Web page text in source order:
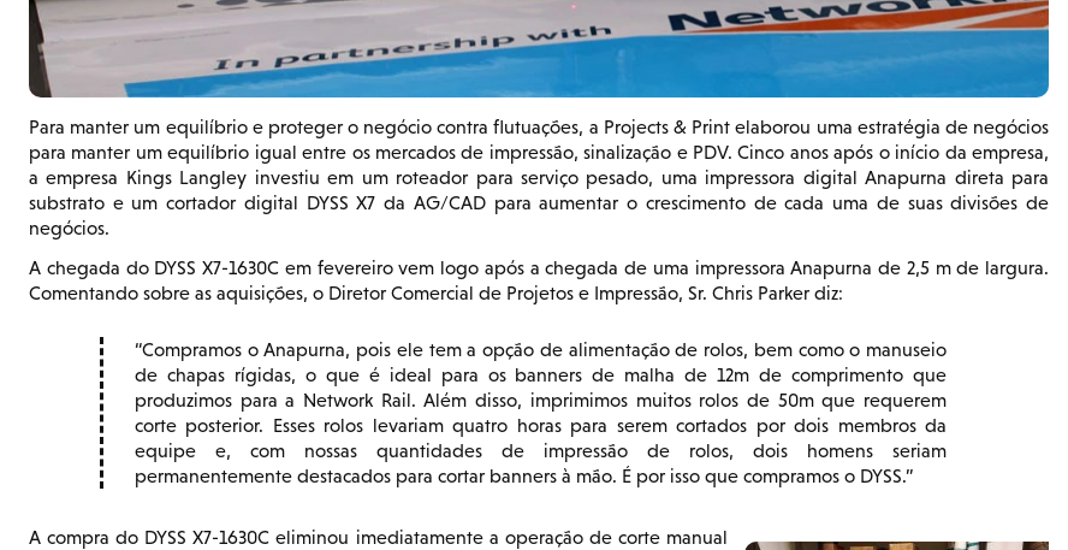
Para manter um equilíbrio e proteger o negócio contra flutuações, a Projects & Print elaborou uma estratégia de negócios
para manter um equilíbrio igual entre os mercados de impressão, sinalização e PDV. Cinco anos após o início da empresa,
a empresa Kings Langley investiu em um roteador para serviço pesado, uma impressora digital Anapurna direta para
substrato e um cortador digital DYSS X7 da AG/CAD para aumentar o crescimento de cada uma de suas divisões de
negócios.
A chegada do DYSS X7-1630C em fevereiro vem logo após a chegada de uma impressora Anapurna de 2,5 m de largura.
Comentando sobre as aquisições, o Diretor Comercial de Projetos e Impressão, Sr. Chris Parker diz:
Compramos o Anapurna, pois ele tem a opção de alimentação de rolos, bem como o manuseio
de chapas rígidas, o que é ideal para os banners de malha de 12m de comprimento que
produzimos para a Network Rail. Além disso, imprimimos muitos rolos de 50m que requerem
corte posterior. Esses rolos levariam quatro horas para serem cortados por dois membros da
equipe e, com nossas quantidades de impressão de rolos, dois homens seriam
permanentemente destacados para cortar banners à mão. É por isso que compramos o DYSS.
A compra do DYSS X7-1630C eliminou imediatamente a operação de corte manual